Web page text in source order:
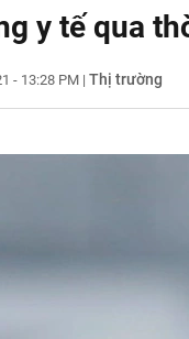
10:10
10:05
Khách Tây
10:03
Giá bạc
Căn nhà ở
Giá bạc
Nga đang
Giá vàng
Nhà phố
y tế qua
- 13:28 PM | Thị trường